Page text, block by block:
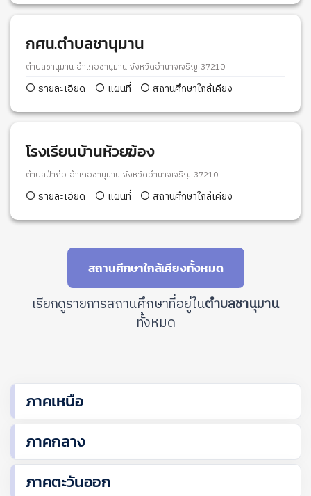
กศน.ตำบลชานุมาน
ตำบลชานุมาน อำเภอชานุมาน จังหวัดอำนาจเจริญ 37210
รายละเอียด แผนที่ สถานศึกษาใกล้เคียง
โรงเรียนบ้านห้วยฆ้อง
ตำบลป่าก่อ อำเภอชานุมาน จังหวัดอำนาจเจริญ 37210
รายละเอียด แผนที่ สถานศึกษาใกล้เคียง
สถานศึกษาใกล้เคียงทั้งหมด
เรียกดูรายการสถานศึกษาที่อยู่ในตำบลชานุมาน
ทั้งหมด
ภาคเหนือ
ภาคกลาง
ภาคตะวันออก